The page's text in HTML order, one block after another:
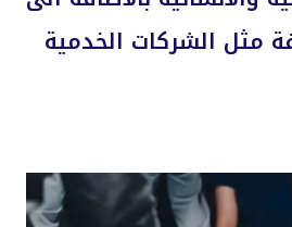
مثل الشركات الخدمية